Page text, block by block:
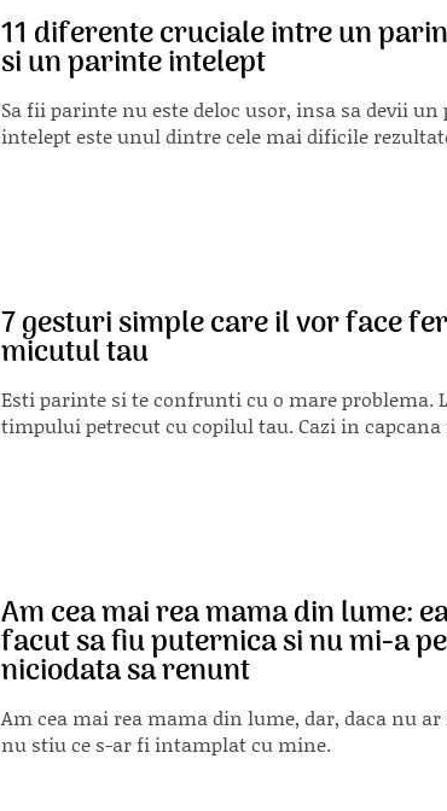
11 diferente cruciale intre un
si un parinte intelept
Sa fii parinte nu este deloc usor, insa sa devii
intelept este unul dintre cele mai dificile
7 gesturi simple care il vor face
micutul tau
Esti parinte si te confrunti cu o mare problema.
timpului petrecut cu copilul tau. Cazi in
Am cea mai rea mama din lume:
facut sa fiu puternica si nu mi-a
niciodata sa renunt
Am cea mai rea mama din lume, dar, daca nu ar
nu stiu ce s-ar fi intamplat cu mine.